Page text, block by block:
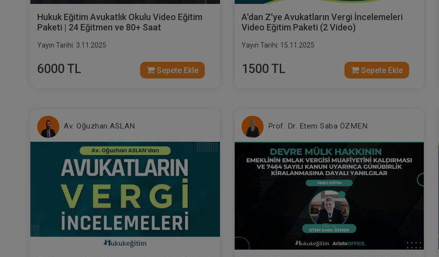
Hukuk Eğitim Avukatlık Okulu Video Eğitim
Paketi | 24 Eğitmen ve 80+ Saat
Yayın Tarihi: 3.11.2025
6000 TL Sepete Ekle
A'dan Z'ye Avukatların Vergi İncelemeleri
Video Eğitim Paketi (2 Video)
Yayın Tarihi: 15.11.2025
1500 TL Sepete Ekle
Av. Oğuzhan ASLAN Prof. Dr. Etem Saba ÖZMEN